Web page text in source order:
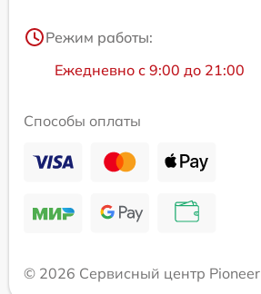
Режим работы:
Ежедневно с 9:00 до 21:00
Способы оплаты
© 2026 Сервисный центр Pioneer